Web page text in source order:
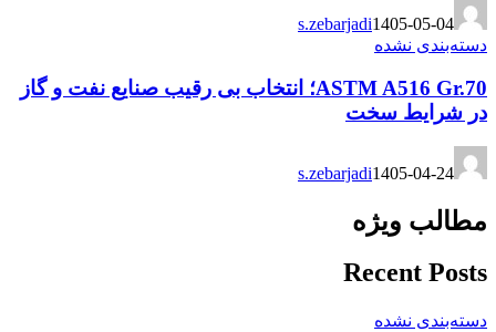
s.zebarjadi1405-05-04
دسته‌بندی نشده
ASTM A516 Gr.70؛ انتخاب بی رقیب صنایع نفت و گاز
در شرایط سخت
s.zebarjadi1405-04-24
مطالب ویژه
Recent Posts
دسته‌بندی نشده